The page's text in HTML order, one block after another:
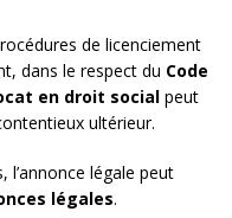
de licenciement
dans le respect du Code
en droit social peut
ultérieur.
l’annonce légale peut
légales.